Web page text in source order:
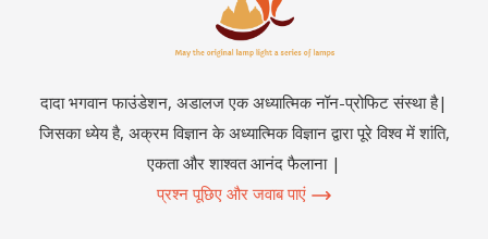
दादा भगवान फाउंडेशन, अडालज एक अध्यात्मिक नॉन-प्रोफिट संस्था है|
जिसका ध्येय है, अक्रम विज्ञान के अध्यात्मिक विज्ञान द्वारा पूरे विश्व में शांति,
एकता और शाश्वत आनंद फैलाना |
प्रश्न पूछिए और जवाब पाएं